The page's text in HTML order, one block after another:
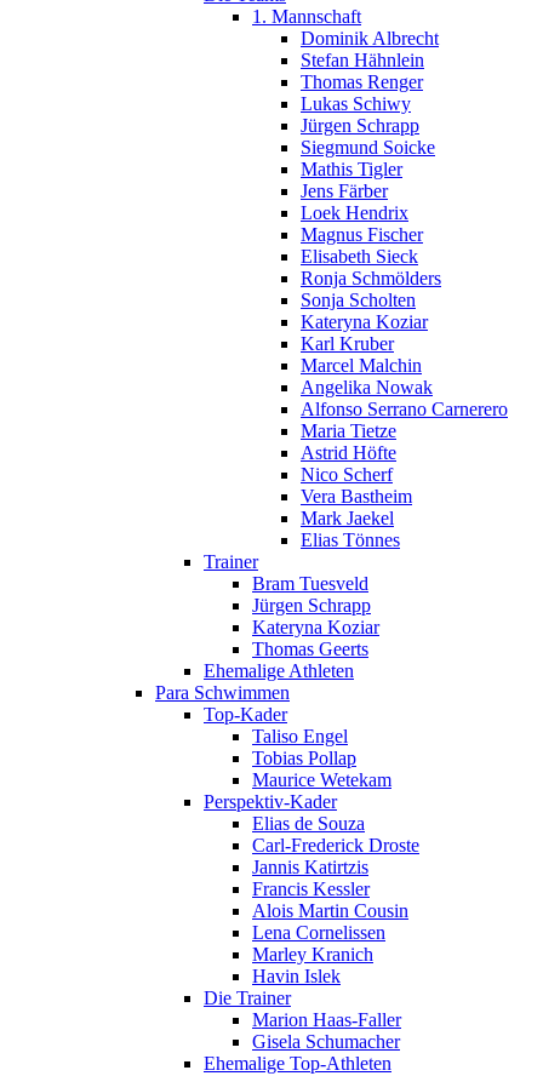
1. Mannschaft
Dominik Albrecht
Stefan Hähnlein
Thomas Renger
Lukas Schiwy
Jürgen Schrapp
Siegmund Soicke
Mathis Tigler
Jens Färber
Loek Hendrix
Magnus Fischer
Elisabeth Sieck
Ronja Schmölders
Sonja Scholten
Kateryna Koziar
Karl Kruber
Marcel Malchin
Angelika Nowak
Alfonso Serrano Carnerero
Maria Tietze
Astrid Höfte
Nico Scherf
Vera Bastheim
Mark Jaekel
Elias Tönnes
Trainer
Bram Tuesveld
Jürgen Schrapp
Kateryna Koziar
Thomas Geerts
Ehemalige Athleten
Para Schwimmen
Top-Kader
Taliso Engel
Tobias Pollap
Maurice Wetekam
Perspektiv-Kader
Elias de Souza
Carl-Frederick Droste
Jannis Katirtzis
Francis Kessler
Alois Martin Cousin
Lena Cornelissen
Marley Kranich
Havin Islek
Die Trainer
Marion Haas-Faller
Gisela Schumacher
Ehemalige Top-Athleten